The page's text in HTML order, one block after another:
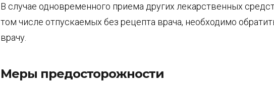
В случае одновременного приема других лекарственных
том числе отпускаемых без рецепта врача, необходимо
врачу.
Меры предосторожности